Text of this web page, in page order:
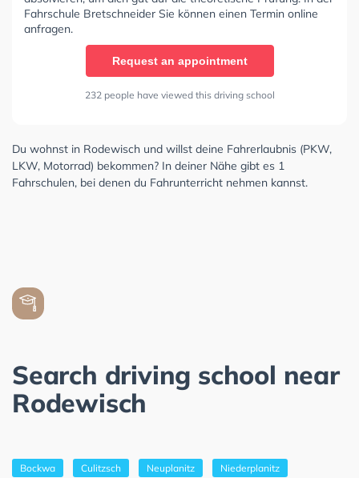
Fahrschule Bretschneider Sie können einen Termin online
anfragen.
Request an appointment
232 people have viewed this driving school
Du wohnst in Rodewisch und willst deine Fahrerlaubnis (PKW,
LKW, Motorrad) bekommen? In deiner Nähe gibt es 1
Fahrschulen, bei denen du Fahrunterricht nehmen kannst.
Search driving school near
Rodewisch
Bockwa Culitzsch Neuplanitz Niederplanitz